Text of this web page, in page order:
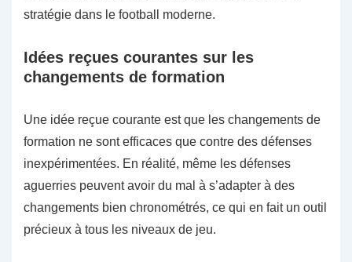
stratégie dans le football moderne.
Idées reçues courantes sur les
changements de formation
Une idée reçue courante est que les changements de
formation ne sont efficaces que contre des défenses
inexpérimentées. En réalité, même les défenses
aguerries peuvent avoir du mal à s’adapter à des
changements bien chronométrés, ce qui en fait un outil
précieux à tous les niveaux de jeu.